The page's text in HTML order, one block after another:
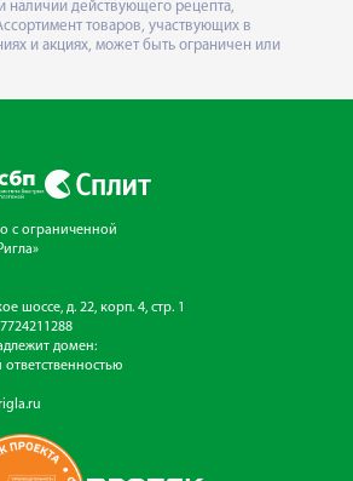
наличии действующего рецепта,
товаров, участвующих в
и акциях, может быть ограничен или
с ограниченной
шоссе, д. 22, корп. 4, стр. 1
домен: